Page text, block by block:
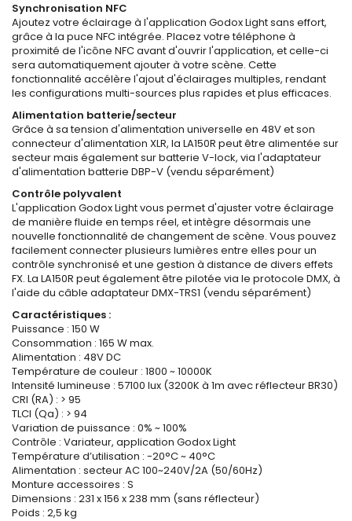
Synchronisation NFC
Ajoutez votre éclairage à l'application Godox Light sans effort,
grâce à la puce NFC intégrée. Placez votre téléphone à
proximité de l'icône NFC avant d'ouvrir l'application, et celle-ci
sera automatiquement ajouter à votre scène. Cette
fonctionnalité accélère l'ajout d'éclairages multiples, rendant
les configurations multi-sources plus rapides et plus efficaces.
Alimentation batterie/secteur
Grâce à sa tension d'alimentation universelle en 48V et son
connecteur d'alimentation XLR, la LA150R peut être alimentée sur
secteur mais également sur batterie V-lock, via l'adaptateur
d'alimentation batterie DBP-V (vendu séparément)
Contrôle polyvalent
L'application Godox Light vous permet d'ajuster votre éclairage
de manière fluide en temps réel, et intègre désormais une
nouvelle fonctionnalité de changement de scène. Vous pouvez
facilement connecter plusieurs lumières entre elles pour un
contrôle synchronisé et une gestion à distance de divers effets
FX. La LA150R peut également être pilotée via le protocole DMX, à
l'aide du câble adaptateur DMX-TRS1 (vendu séparément)
Caractéristiques :
Puissance : 150 W
Consommation : 165 W max.
Alimentation : 48V DC
Température de couleur : 1800 ~ 10000K
Intensité lumineuse : 57100 lux (3200K à 1m avec réflecteur BR30)
CRI (RA) : > 95
TLCI (Qa) : > 94
Variation de puissance : 0% ~ 100%
Contrôle : Variateur, application Godox Light
Température d’utilisation : -20°C ~ 40°C
Alimentation : secteur AC 100~240V/2A (50/60Hz)
Monture accessoires : S
Dimensions : 231 x 156 x 238 mm (sans réflecteur)
Poids : 2,5 kg